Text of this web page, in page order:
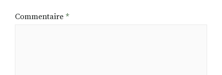
Commentaire *